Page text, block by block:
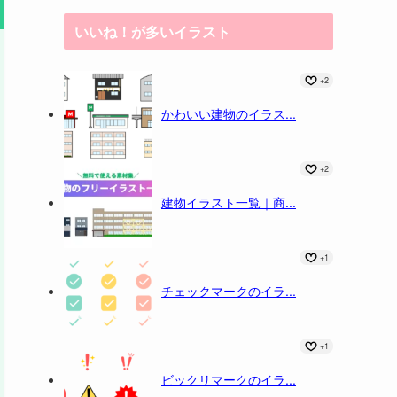
いいね！が多いイラスト
かわいい建物のイラス...
+2
建物イラスト一覧｜商...
+2
チェックマークのイラ...
+1
ビックリマークのイラ...
+1